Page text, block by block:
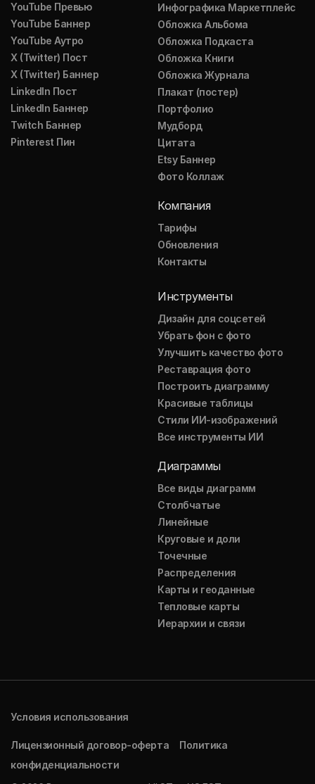
YouTube Превью
YouTube Баннер
YouTube Аутро
X (Twitter) Пост
X (Twitter) Баннер
LinkedIn Пост
LinkedIn Баннер
Twitch Баннер
Pinterest Пин
Инфографика Маркетплейс
Обложка Альбома
Обложка Подкаста
Обложка Книги
Обложка Журнала
Плакат (постер)
Портфолио
Мудборд
Цитата
Etsy Баннер
Фото Коллаж
Компания
Тарифы
Обновления
Контакты
Инструменты
Дизайн для соцсетей
Убрать фон с фото
Улучшить качество фото
Реставрация фото
Построить диаграмму
Красивые таблицы
Стили ИИ-изображений
Все инструменты ИИ
Диаграммы
Все виды диаграмм
Столбчатые
Линейные
Круговые и доли
Точечные
Распределения
Карты и геоданные
Тепловые карты
Иерархии и связи
Условия использования
Лицензионный договор-оферта
Политика
конфиденциальности